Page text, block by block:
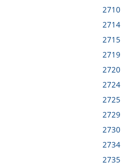
2710
2714
2715
2719
2720
2724
2725
2729
2730
2734
2735